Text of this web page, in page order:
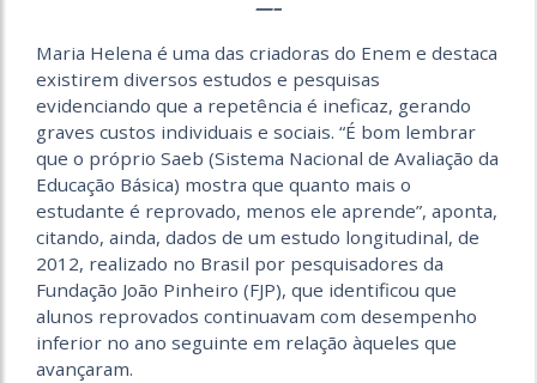
—–
Maria Helena é uma das criadoras do Enem e destaca
existirem diversos estudos e pesquisas
evidenciando que a repetência é ineficaz, gerando
graves custos individuais e sociais. “É bom lembrar
que o próprio Saeb (Sistema Nacional de Avaliação da
Educação Básica) mostra que quanto mais o
estudante é reprovado, menos ele aprende”, aponta,
citando, ainda, dados de um estudo longitudinal, de
2012, realizado no Brasil por pesquisadores da
Fundação João Pinheiro (FJP), que identificou que
alunos reprovados continuavam com desempenho
inferior no ano seguinte em relação àqueles que
avançaram.